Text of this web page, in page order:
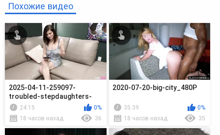
Похожие видео
2025-04-11-259097-
troubled-stepdaughters-
compilation_720p
24:15
0%
18 часов назад
36
2020-07-20-big-city_480P
35:39
0%
18 часов назад
35